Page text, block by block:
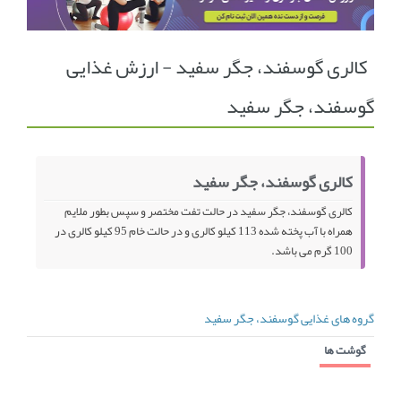
دانشنامه سلامت بانوان پرسش و پاسخ
انجمن متخصصین زنان و اوما انتخاب نام کودک
فهرست مواد غذایی
تماس با ما
کالری گوسفند، جگر سفید - ارزش غذایی
گوسفند، جگر سفید
کالری گوسفند، جگر سفید
کالری گوسفند، جگر سفید در حالت تفت مختصر و سپس بطور ملایم
همراه با آب پخته شده 113 کیلو کالری و در حالت خام 95 کیلو کالری در
100 گرم می باشد.
گروه های غذایی گوسفند، جگر سفید
گوشت ها